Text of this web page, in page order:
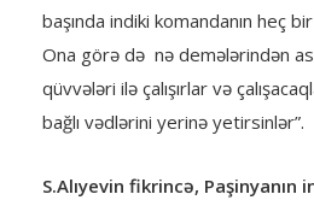
başında indiki komandanın heç
Ona görə də nə demələrindən
qüvvələri ilə çalışırlar və
bağlı vədlərini yerinə yetirsinlər”.
S.Alıyevin fikrincə, Paşinyanın